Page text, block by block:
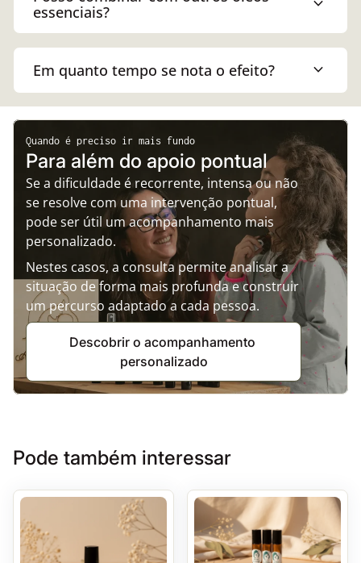
essenciais?
Em quanto tempo se nota o efeito? expand_more
Quando é preciso ir mais fundo
Para além do apoio pontual
Se a dificuldade é recorrente, intensa ou não
se resolve com uma intervenção pontual,
pode ser útil um acompanhamento mais
personalizado.
Nestes casos, a consulta permite analisar a
situação de forma mais profunda e construir
um percurso adaptado a cada pessoa.
Descobrir o acompanhamento
personalizado
Pode também interessar